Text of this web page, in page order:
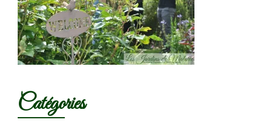
Catégories